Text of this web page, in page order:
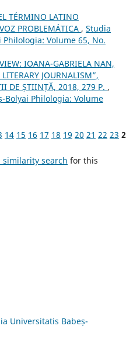
TÉRMINO LATINO
PROBLEMÁTICA , Studia
Volume 65, No.
IOANA-GABRIELA NAN,
JOURNALISM”,
DE ȘTIINȚĂ, 2018, 279 P. ,
Bolyai Philologia: Volume
14 15 16 17 18 19 20 21 22 23
similarity search for this
Universitatis Babeș-